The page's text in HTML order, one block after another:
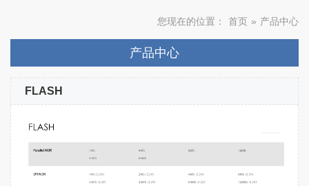
您现在的位置： 首页 » 产品中心
产品中心
FLASH